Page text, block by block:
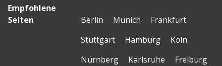
Empfohlene
Seiten
Berlin Munich
Frankfurt
Stuttgart
Hamburg
Köln
Nürnberg
Karlsruhe Freiburg